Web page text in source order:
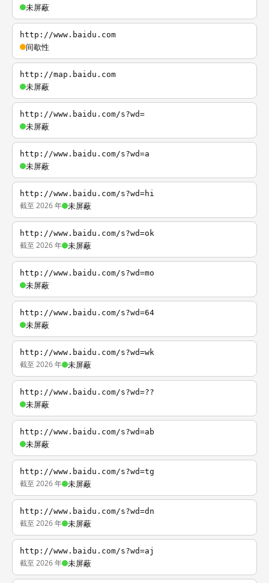
未屏蔽
http://www.baidu.com
间歇性
http://map.baidu.com
未屏蔽
http://www.baidu.com/s?wd=
未屏蔽
http://www.baidu.com/s?wd=a
未屏蔽
http://www.baidu.com/s?wd=hi
截至 2026 年 未屏蔽
http://www.baidu.com/s?wd=ok
截至 2026 年 未屏蔽
http://www.baidu.com/s?wd=mo
未屏蔽
http://www.baidu.com/s?wd=64
未屏蔽
http://www.baidu.com/s?wd=wk
截至 2026 年 未屏蔽
http://www.baidu.com/s?wd=??
未屏蔽
http://www.baidu.com/s?wd=ab
未屏蔽
http://www.baidu.com/s?wd=tg
截至 2026 年 未屏蔽
http://www.baidu.com/s?wd=dn
截至 2026 年 未屏蔽
http://www.baidu.com/s?wd=aj
截至 2026 年 未屏蔽